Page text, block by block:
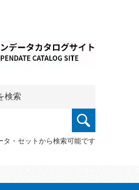
タ・セットから検索可能です